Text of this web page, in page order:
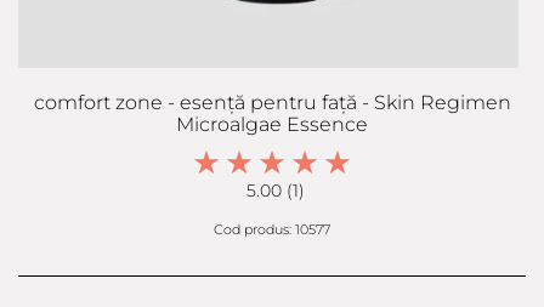
comfort zone - esență pentru față - Skin Regimen
Microalgae Essence
5.00 (1)
Cod produs: 10577